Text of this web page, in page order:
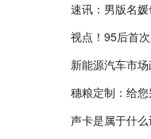
速讯：男版名
视点！95后首
新能源汽车市
穗粮定制：给
声卡是属于什